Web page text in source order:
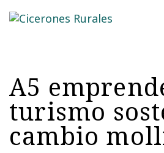
A5
turismo
cambio